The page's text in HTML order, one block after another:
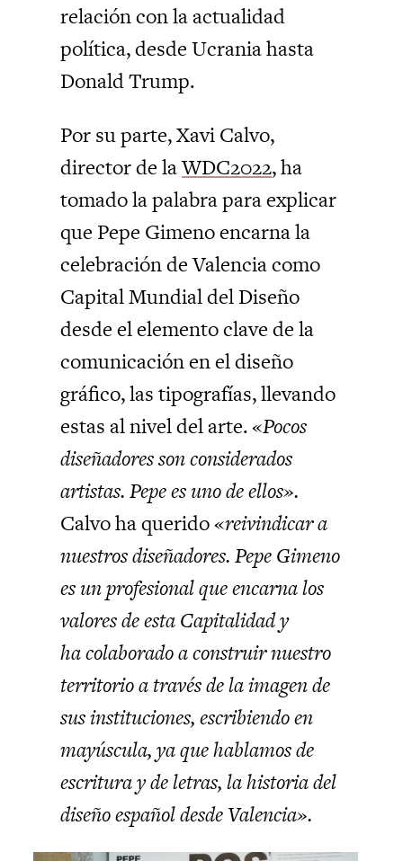
relación con la actualidad
política, desde Ucrania hasta
Donald Trump.
Por su parte, Xavi Calvo,
director de laWDC2022, ha
tomado la palabra para explicar
que Pepe Gimeno encarna la
celebración de Valencia como
Capital Mundial del Diseño
desde el elemento clave de la
comunicación en el diseño
gráfico, las tipografías, llevando
estas al nivel del arte. «Pocos
diseñadores son considerados
artistas. Pepe es uno de ellos».
Calvo ha querido «reivindicar a
nuestros diseñadores. Pepe Gimeno
es un profesional que encarna los
valores de esta Capitalidad y
ha colaborado a construir nuestro
territorio a través de la imagen de
sus instituciones, escribiendo en
mayúscula, ya que hablamos de
escritura y de letras, la historia del
diseño español desde Valencia».